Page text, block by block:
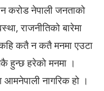
करोड नेपाली जनताको
राजनीतिको बारेमा
कतै न कतै मनमा एउटा
हुन्छ हरेको मनमा ।
आमनेपाली नागरिक हो ।